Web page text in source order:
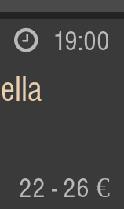
19:00
22 - 26 €